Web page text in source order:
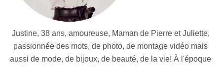
Justine, 38 ans, amoureuse, Maman de Pierre et Juliette,
passionnée des mots, de photo, de montage vidéo mais
aussi de mode, de bijoux, de beauté, de la vie! À l'époque